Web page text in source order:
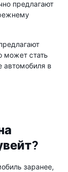
предлагают
может стать
автомобиля в
заранее,